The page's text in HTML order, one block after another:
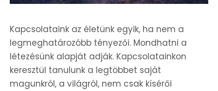
Kapcsolataink az életünk egyik, ha nem a
legmeghatározóbb tényezői. Mondhatni a
létezésünk alapját adják. Kapcsolatainkon
keresztül tanulunk a legtöbbet saját
magunkról, a világról, nem csak kísérői